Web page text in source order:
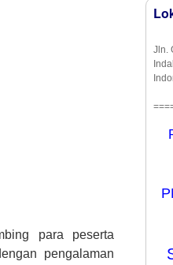
para peserta
pengalaman
Jln.